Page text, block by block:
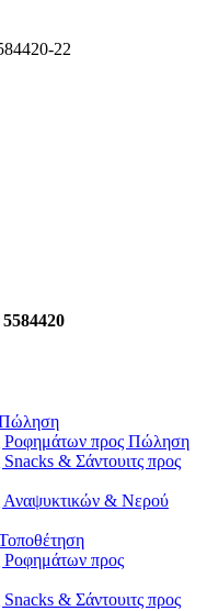
22
Πώληση
Ροφημάτων προς Πώληση
& Σάντουιτς προς
Αναψυκτικών & Νερού
Ροφημάτων προς
& Σάντουιτς προς